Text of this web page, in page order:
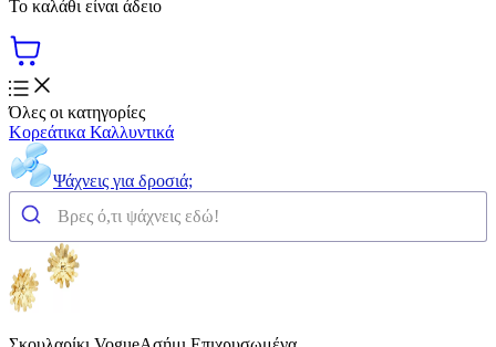
Το καλάθι είναι άδειο
Όλες οι κατηγορίες
Κορεάτικα Καλλυντικά
Ψάχνεις για δροσιά;